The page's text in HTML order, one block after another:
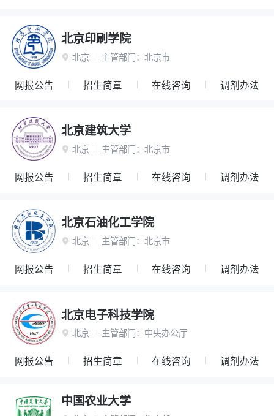
北京印刷学院
 北京 主管部门： 北京市
网报公告 招生简章 在线咨询 调剂办法
北京建筑大学
 北京 主管部门： 北京市
网报公告 招生简章 在线咨询 调剂办法
北京石油化工学院
 北京 主管部门： 北京市
网报公告 招生简章 在线咨询 调剂办法
北京电子科技学院
 北京 主管部门： 中央办公厅
网报公告 招生简章 在线咨询 调剂办法
中国农业大学